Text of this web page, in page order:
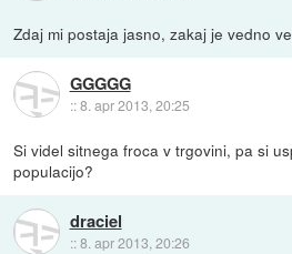
Zdaj mi postaja jasno, zakaj je vedno
GGGGG
::8. apr 2013, 20:25
Si videl sitnega froca v trgovini, pa si
populacijo?
draciel
::8. apr 2013, 20:26